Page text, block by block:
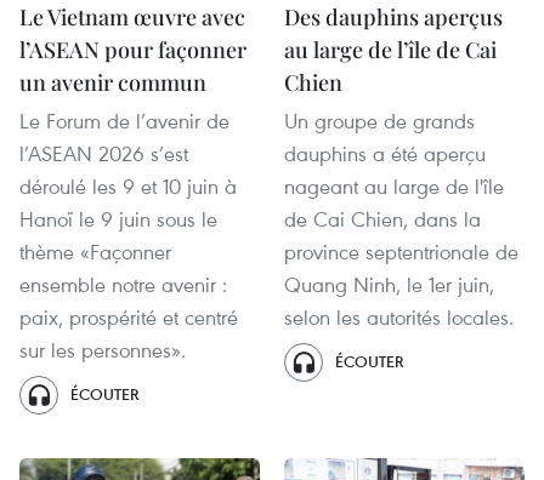
Le Vietnam œuvre avec
l’ASEAN pour façonner
un avenir commun
Le Forum de l’avenir de
l’ASEAN 2026 s’est
déroulé les 9 et 10 juin à
Hanoï le 9 juin sous le
thème «Façonner
ensemble notre avenir :
paix, prospérité et centré
sur les personnes».
ÉCOUTER
Des dauphins aperçus
au large de l’île de Cai
Chien
Un groupe de grands
dauphins a été aperçu
nageant au large de l'île
de Cai Chien, dans la
province septentrionale de
Quang Ninh, le 1er juin,
selon les autorités locales.
ÉCOUTER